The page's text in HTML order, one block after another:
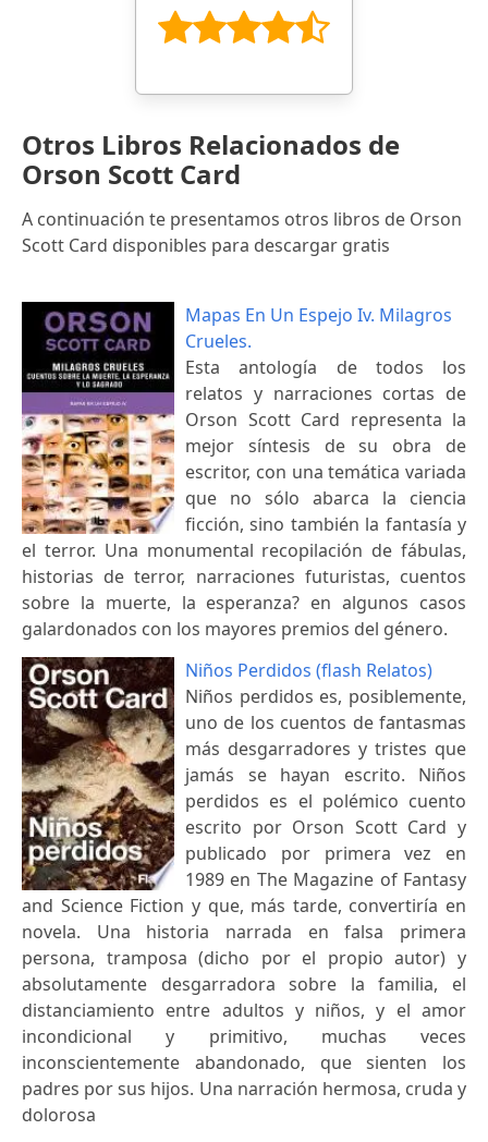
Otros Libros Relacionados de
Orson Scott Card
A continuación te presentamos otros libros de Orson
Scott Card disponibles para descargar gratis
Mapas En Un Espejo Iv. Milagros
Crueles.
Esta antología de todos los
relatos y narraciones cortas de
Orson Scott Card representa la
mejor síntesis de su obra de
escritor, con una temática variada
que no sólo abarca la ciencia
ficción, sino también la fantasía y
el terror. Una monumental recopilación de fábulas,
historias de terror, narraciones futuristas, cuentos
sobre la muerte, la esperanza? en algunos casos
galardonados con los mayores premios del género.
Niños Perdidos (flash Relatos)
Niños perdidos es, posiblemente,
uno de los cuentos de fantasmas
más desgarradores y tristes que
jamás se hayan escrito. Niños
perdidos es el polémico cuento
escrito por Orson Scott Card y
publicado por primera vez en
1989 en The Magazine of Fantasy
and Science Fiction y que, más tarde, convertiría en
novela. Una historia narrada en falsa primera
persona, tramposa (dicho por el propio autor) y
absolutamente desgarradora sobre la familia, el
distanciamiento entre adultos y niños, y el amor
incondicional y primitivo, muchas veces
inconscientemente abandonado, que sienten los
padres por sus hijos. Una narración hermosa, cruda y
dolorosa